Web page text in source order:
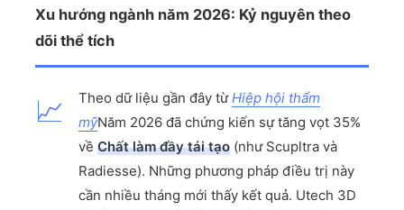
Xu hướng ngành năm 2026: Kỷ nguyên theo
dõi thể tích
📈 Theo dữ liệu gần đây từHiệp hội thẩm
mỹNăm 2026 đã chứng kiến ​​sự tăng vọt 35%
về Chất làm đầy tái tạo(như Scupltra và
Radiesse). Những phương pháp điều trị này
cần nhiều tháng mới thấy kết quả. Utech 3D